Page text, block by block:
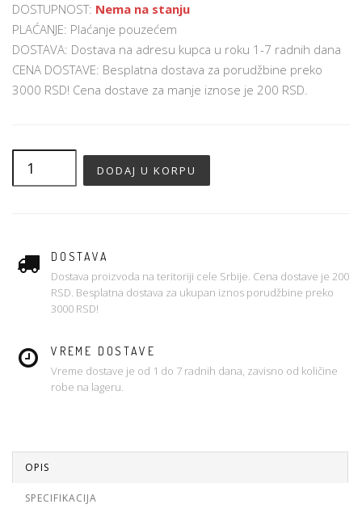
DOSTUPNOST: Nema na stanju
PLAĆANJE: Plaćanje pouzećem
DOSTAVA: Dostava na adresu kupca u roku 1-7 radnih dana
CENA DOSTAVE: Besplatna dostava za porudžbine preko
3000 RSD! Cena dostave za manje iznose je 200 RSD.
DOSTAVA
Dostava proizvoda na teritoriji cele Srbije. Cena dostave je 200
RSD. Besplatna dostava za ukupan iznos porudžbine preko
3000 RSD!
VREME DOSTAVE
Vreme dostave je od 1 do 7 radnih dana, zavisno od količine
robe na lageru.
OPIS
SPECIFIKACIJA